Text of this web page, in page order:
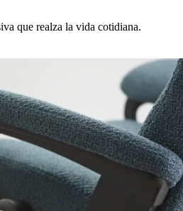
que realza la vida cotidiana.